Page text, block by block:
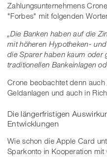
Zahlungsunternehmens
"Forbes" mit folgenden
„Die Banken haben auf die
mit höheren Hypotheken-
die Sparer haben kaum oder
traditionellen Bankeinlagen
Crone beobachtet denn
Geldanlagen und auch in
Die längerfristigen
Entwicklungen
Wie schon die Apple Card
Sparkonto in Kooperation